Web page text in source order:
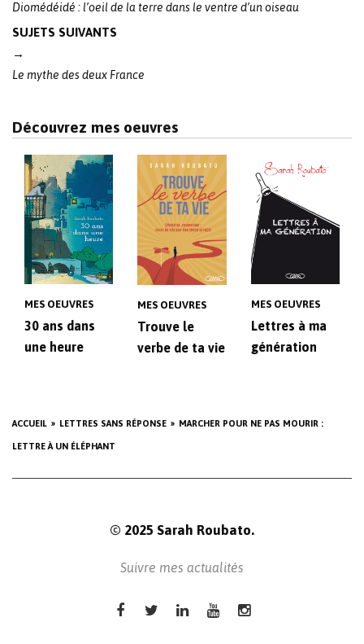
ACCUEIL LETTRES SANS RÉPONSE MARCHER POUR NE PAS MOURIR :
LETTRE À UN ÉLÉPHANT
Diomédéidé : l’oeil de la terre dans le ventre d’un oiseau
SUJETS SUIVANTS
→
Le mythe des deux France
Découvrez mes oeuvres
MES OEUVRES
30 ans dans
une heure
MES OEUVRES
Trouve le
verbe de ta vie
MES OEUVRES
Lettres à ma
génération
© 2025 Sarah Roubato.
Suivre mes actualités